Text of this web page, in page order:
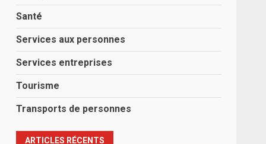
Santé
Services aux personnes
Services entreprises
Tourisme
Transports de personnes
ARTICLES RÉCENTS